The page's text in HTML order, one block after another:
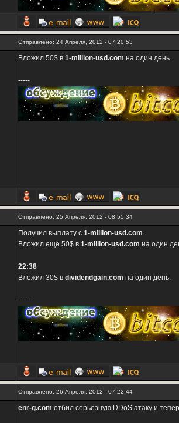
Отправлено: 24 Апреля, 2012 - 07:20:53
Вложил 50$ в 1-million-usd.com на один день.
-----
Отправлено: 25 Апреля, 2012 - 08:55:34
Получил выплату с 1-million-usd.com.
Вложил ещё 50$ в 1-million-usd.com на один
22:38
Вложил 30$ в dividendgain.com на один день.
-----
Отправлено: 26 Апреля, 2012 - 07:22:44
enr-g.com отбил серьёзную DDoS атаку и